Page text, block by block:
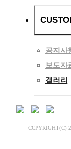
공지사
보도자
갤러리
COPYRIGHT(C)